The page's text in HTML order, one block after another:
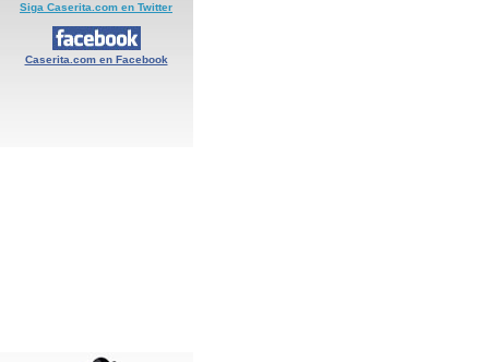
Siga Caserita.com en Twitter
Caserita.com en Facebook